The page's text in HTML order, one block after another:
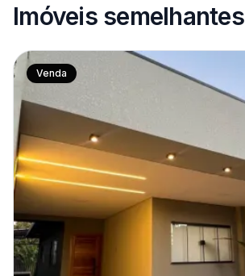
Imóveis semelhantes
Venda